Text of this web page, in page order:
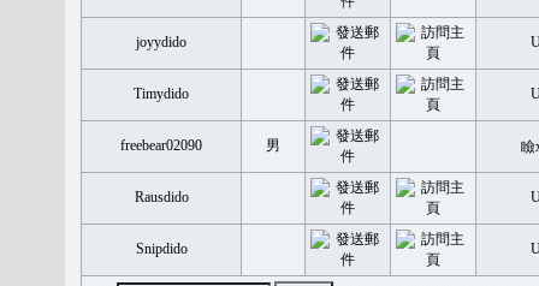
joyydido
Timydido
freebear02090 男
Rausdido
Snipdido